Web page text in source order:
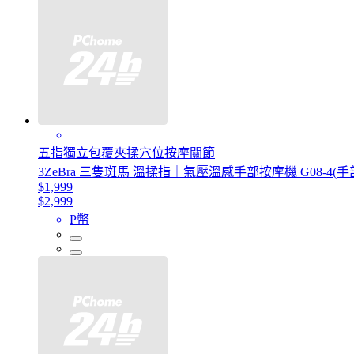
五指獨立包覆夾揉穴位按摩關節
3ZeBra 三隻斑馬 溫揉指｜氣壓溫感手部按摩機 G08-4(
$1,999
$2,999
P幣